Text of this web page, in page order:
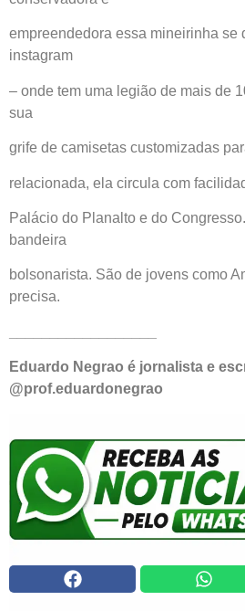
empreendedora essa mineirinha se
instagram
– onde tem uma legião de mais de
sua
grife de camisetas customizadas
relacionada, ela circula com
Palácio do Planalto e do
bandeira
bolsonarista. São de jovens como
precisa.
Eduardo Negrao é jornalista e
@prof.eduardonegrao